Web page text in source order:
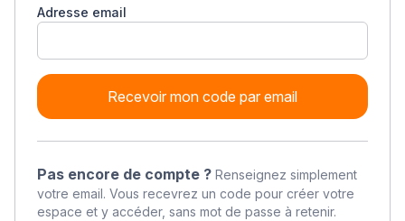
Adresse email
Recevoir mon code par email
Pas encore de compte ? Renseignez simplement
votre email. Vous recevrez un code pour créer votre
espace et y accéder, sans mot de passe à retenir.